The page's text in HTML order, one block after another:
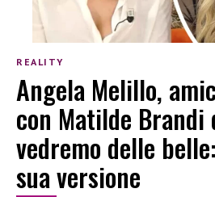
REALITY
Angela Melillo,
con Matilde Brandi
vedremo delle
sua versione